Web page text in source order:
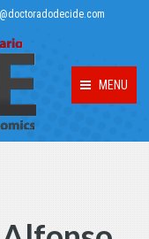
MENU